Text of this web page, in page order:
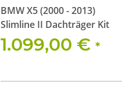
BMW X5 (2000 - 2013)
Slimline II Dachträger Kit
1.099,00 € *